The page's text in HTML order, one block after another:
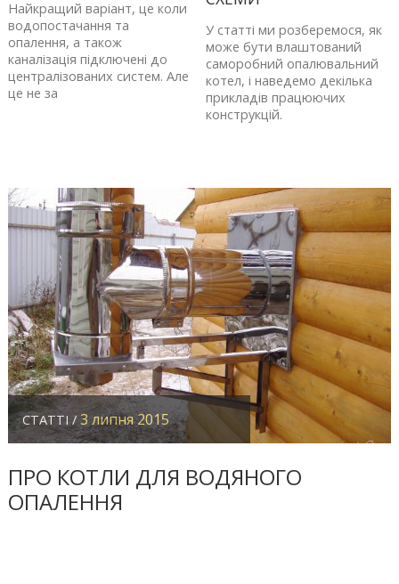
Найкращий варіант, це коли
водопостачання та
опалення, а також
каналізація підключені до
централізованих систем. Але
це не за
У статті ми розберемося, як
може бути влаштований
саморобний опалювальний
котел, і наведемо декілька
прикладів працюючих
конструкцій.
СТАТТІ /3 липня 2015
ПРО КОТЛИ ДЛЯ ВОДЯНОГО
ОПАЛЕННЯ